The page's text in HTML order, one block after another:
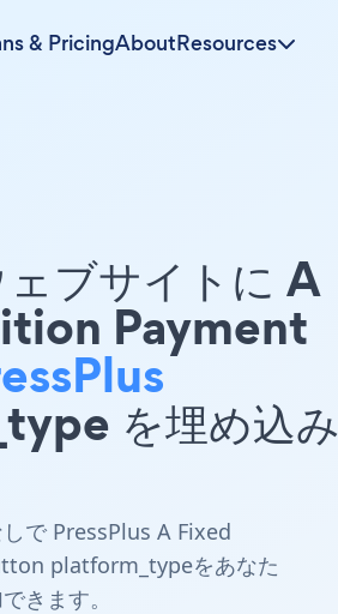
& PricingAboutResources
ブサイトに A
Payment
を埋め込み
で PressPlus A Fixed
platform_typeをあなた
きます。